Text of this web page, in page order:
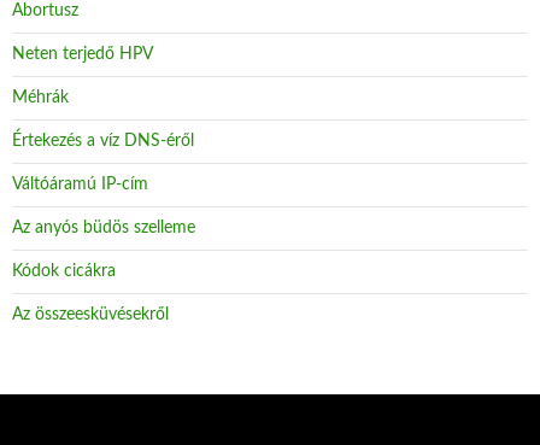
Abortusz
Neten terjedő HPV
Méhrák
Értekezés a víz DNS-éről
Váltóáramú IP-cím
Az anyós büdös szelleme
Kódok cicákra
Az összeesküvésekről